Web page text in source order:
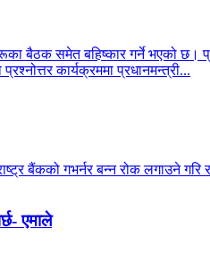
बैठक समेत बहिष्कार गर्ने भएको
कार्यक्रममा प्रधानमन्त्री...
बैंकको गभर्नर बन्न रोक लगाउने
एमाले